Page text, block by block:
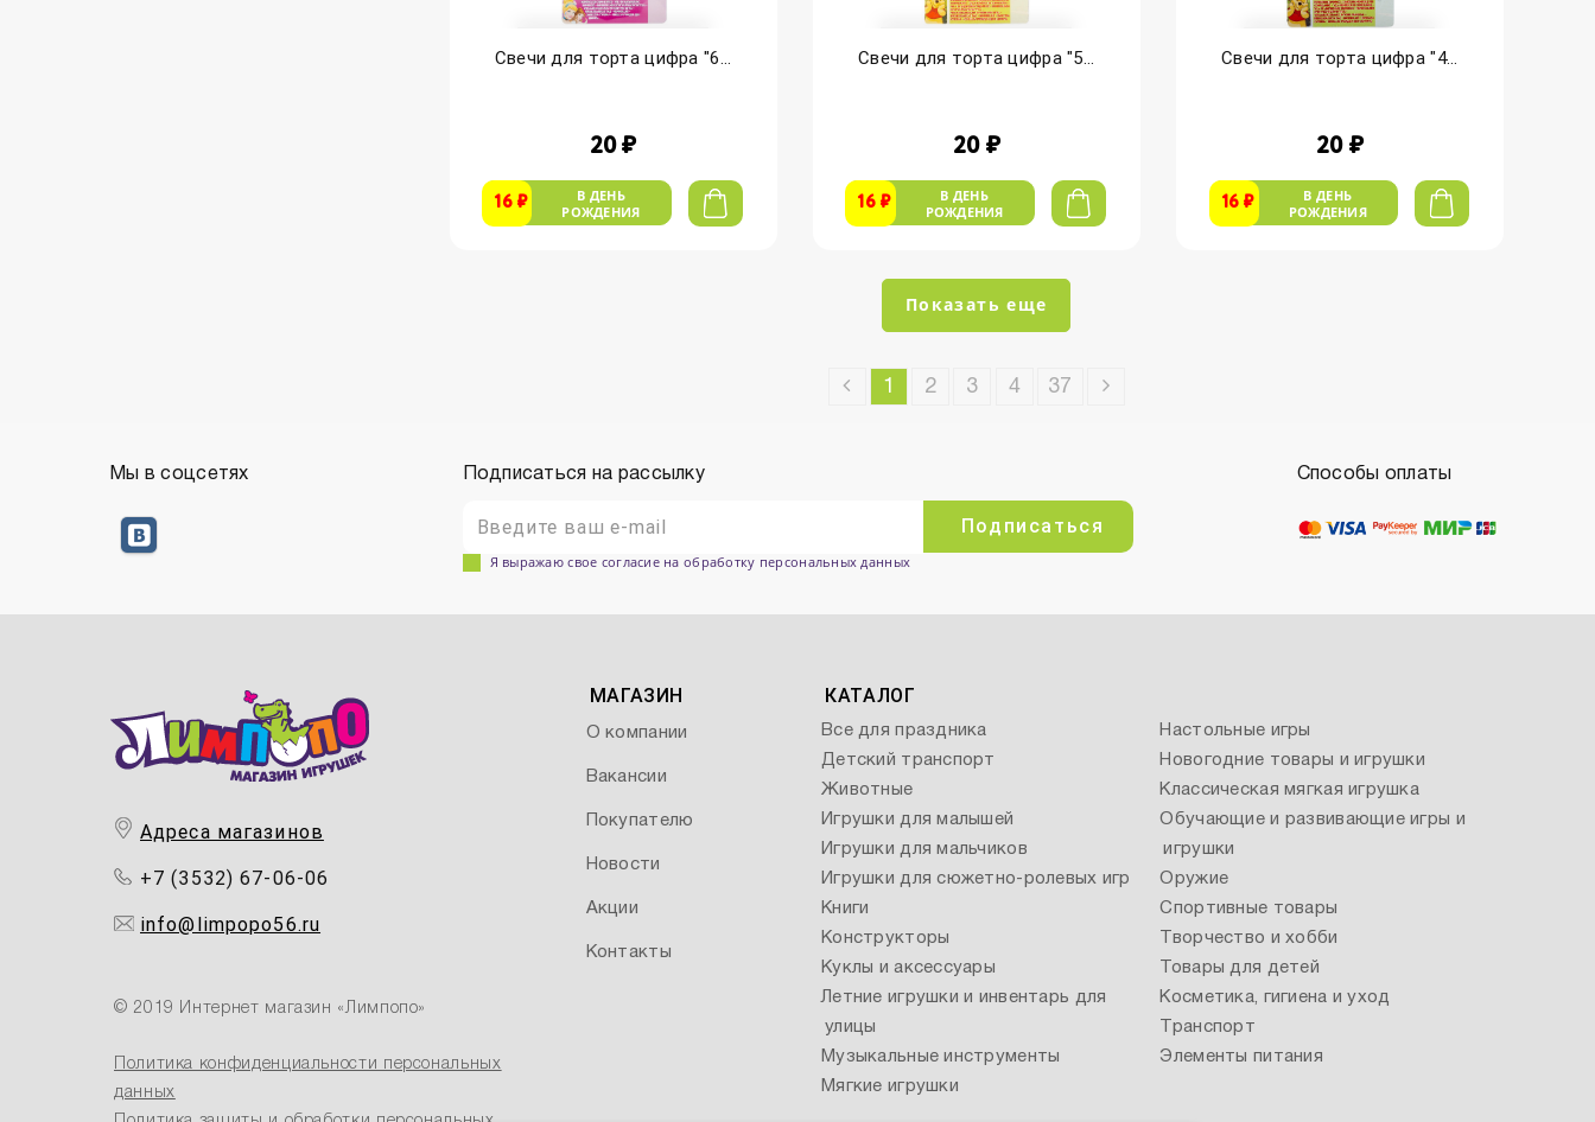
Свечи для торта цифра "6...
20 ₽
16 ₽
В ДЕНЬ
РОЖДЕНИЯ
Свечи для торта цифра "5...
20 ₽
16 ₽
В ДЕНЬ
РОЖДЕНИЯ
Свечи для торта цифра "4...
20 ₽
16 ₽
В ДЕНЬ
РОЖДЕНИЯ
Показать еще
1 2 3 4 37
Мы в соцсетях Подписаться на рассылку
Подписаться
Я выражаю свое согласие на обработку персональных данных
Способы оплаты
Адреса магазинов
+7 (3532) 67-06-06
info@limpopo56.ru
© 2019 Интернет магазин «Лимпопо»
Политика конфиденциальности персональных
данных
МАГАЗИН
О компании
Вакансии
Покупателю
Новости
Акции
Контакты
КАТАЛОГ
Все для праздника
Детский транспорт
Животные
Игрушки для малышей
Игрушки для мальчиков
Игрушки для сюжетно-ролевых игр
Книги
Конструкторы
Куклы и аксессуары
Летние игрушки и инвентарь для
улицы
Музыкальные инструменты
Мягкие игрушки
Настольные игры
Новогодние товары и игрушки
Классическая мягкая игрушка
Обучающие и развивающие игры и
игрушки
Оружие
Спортивные товары
Творчество и хобби
Товары для детей
Косметика, гигиена и уход
Транспорт
Элементы питания